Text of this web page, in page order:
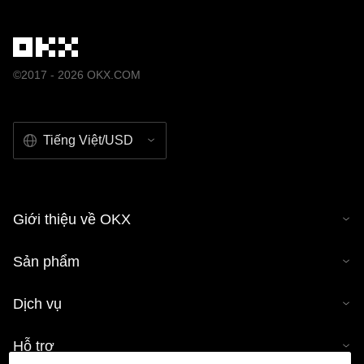
©2017 - 2026 OKX.COM
Tiếng Việt/USD
Giới thiệu về OKX
Sản phẩm
Dịch vụ
Hỗ trợ